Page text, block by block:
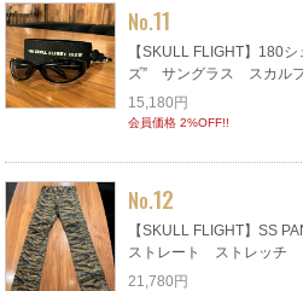
No.11
【SKULL FLIGHT】180
ズ” サングラス スカル
15,180円
会員価格 2%OFF!!
No.12
【SKULL FLIGHT】SS
ストレート ストレッチ
21,780円